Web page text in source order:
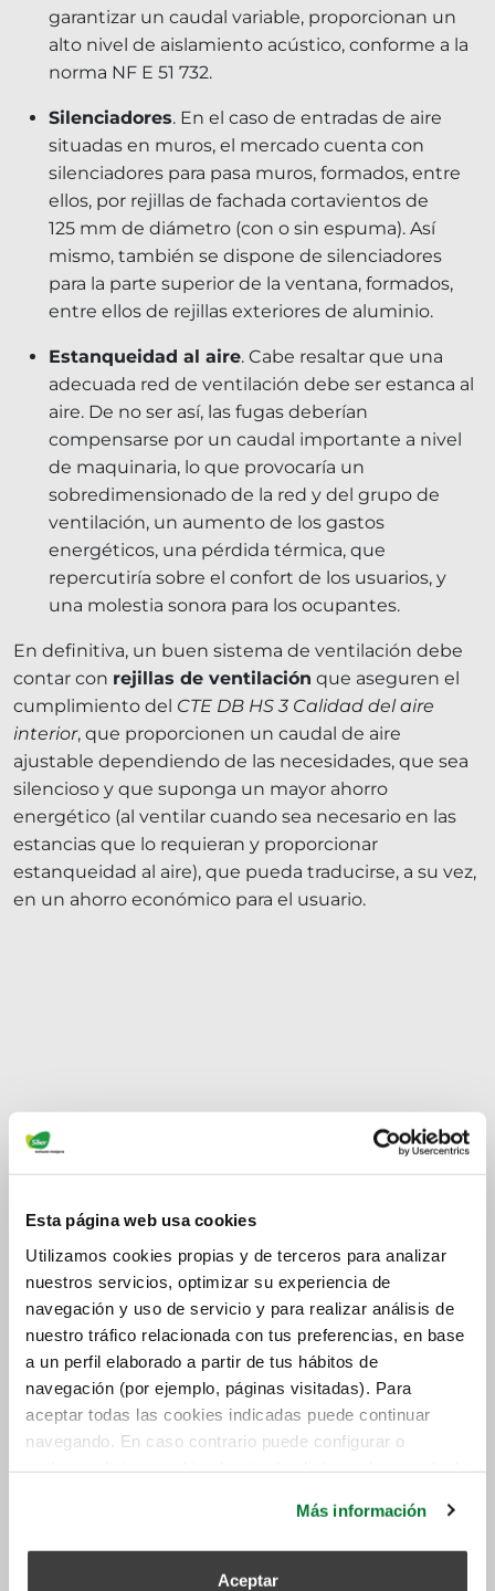
Esta página web usa cookies
Utilizamos cookies propias y de terceros para analizar
nuestros servicios, optimizar su experiencia de
navegación y uso de servicio y para realizar análisis de
nuestro tráfico relacionada con tus preferencias, en base
a un perfil elaborado a partir de tus hábitos de
navegación (por ejemplo, páginas visitadas). Para
aceptar todas las cookies indicadas puede continuar
navegando. En caso contrario puede configurar o
Más información
Aceptar
garantizar un caudal variable, proporcionan un
alto nivel de aislamiento acústico, conforme a la
norma NF E 51 732.
Silenciadores. En el caso de entradas de aire
situadas en muros, el mercado cuenta con
silenciadores para pasa muros, formados, entre
ellos, por rejillas de fachada cortavientos de
125 mm de diámetro (con o sin espuma). Así
mismo, también se dispone de silenciadores
para la parte superior de la ventana, formados,
entre ellos de rejillas exteriores de aluminio.
Estanqueidad al aire. Cabe resaltar que una
adecuada red de ventilación debe ser estanca al
aire. De no ser así, las fugas deberían
compensarse por un caudal importante a nivel
de maquinaria, lo que provocaría un
sobredimensionado de la red y del grupo de
ventilación, un aumento de los gastos
energéticos, una pérdida térmica, que
repercutiría sobre el confort de los usuarios, y
una molestia sonora para los ocupantes.
En definitiva, un buen sistema de ventilación debe
contar con rejillas de ventilación que aseguren el
cumplimiento del CTE DB HS 3 Calidad del aire
interior, que proporcionen un caudal de aire
ajustable dependiendo de las necesidades, que sea
silencioso y que suponga un mayor ahorro
energético (al ventilar cuando sea necesario en las
estancias que lo requieran y proporcionar
estanqueidad al aire), que pueda traducirse, a su vez,
en un ahorro económico para el usuario.